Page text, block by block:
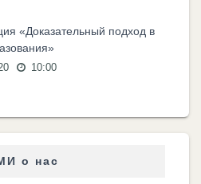
«Доказательный подход в
10:00
о нас